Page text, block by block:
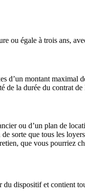
ou égale à trois ans,
montant maximal
de la durée du contrat de
ou d’un plan de
sorte que tous les
que vous pourriez
dispositif et contient